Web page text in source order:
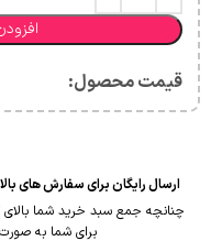
قیمت محصول:​
ارسال رایگان برای سفارش های بالای 2 میلیون و 500 هزار
برای شما به